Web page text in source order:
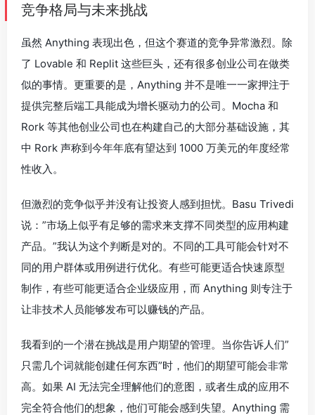
竞争格局与未来挑战
虽然 Anything 表现出色，但这个赛道的竞争异常激烈。除
了 Lovable 和 Replit 这些巨头，还有很多创业公司在做类
似的事情。更重要的是，Anything 并不是唯一一家押注于
提供完整后端工具能成为增长驱动力的公司。Mocha 和
Rork 等其他创业公司也在构建自己的大部分基础设施，其
中 Rork 声称到今年年底有望达到 1000 万美元的年度经常
性收入。
但激烈的竞争似乎并没有让投资人感到担忧。Basu Trivedi
说：”市场上似乎有足够的需求来支撑不同类型的应用构建
产品。”我认为这个判断是对的。不同的工具可能会针对不
同的用户群体或用例进行优化。有些可能更适合快速原型
制作，有些可能更适合企业级应用，而 Anything 则专注于
让非技术人员能够发布可以赚钱的产品。
我看到的一个潜在挑战是用户期望的管理。当你告诉人们”
只需几个词就能创建任何东西”时，他们的期望可能会非常
高。如果 AI 无法完全理解他们的意图，或者生成的应用不
完全符合他们的想象，他们可能会感到失望。Anything 需